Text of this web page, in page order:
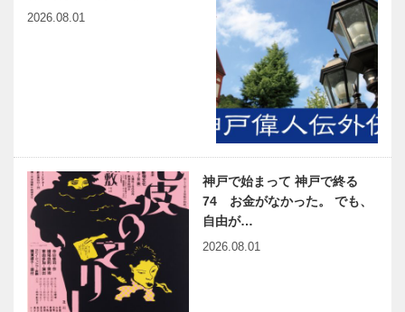
2026.08.01
神戸で始まって 神戸で終る
74 お金がなかった。 でも、
自由が…
2026.08.01